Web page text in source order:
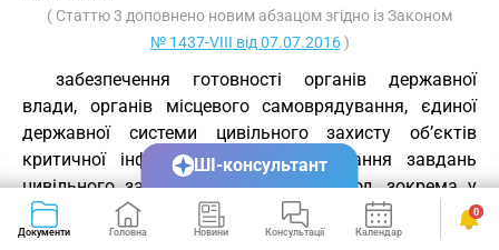
( Статтю 3 доповнено новим абзацом згідно із Законом
№ 1437-VIII від 07.07.2016)
забезпечення готовності органів державної
влади, органів місцевого самоврядування, єдиної
державної системи цивільного захисту об’єктів
критичної інфраструктури до виконання завдань
цивільного захисту в особливий період, зокрема у
воєнний час, з урахуванням норм міжнародного
гуманітарного права;
Документи Головна Новини Консультації Календар Сервіси
0
ШІ-консультант